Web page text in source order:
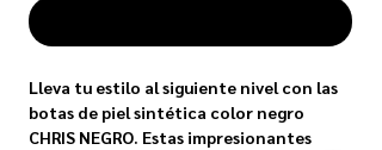
Lleva tu estilo al siguiente nivel con las
botas de piel sintética color negro
CHRIS NEGRO. Estas impresionantes